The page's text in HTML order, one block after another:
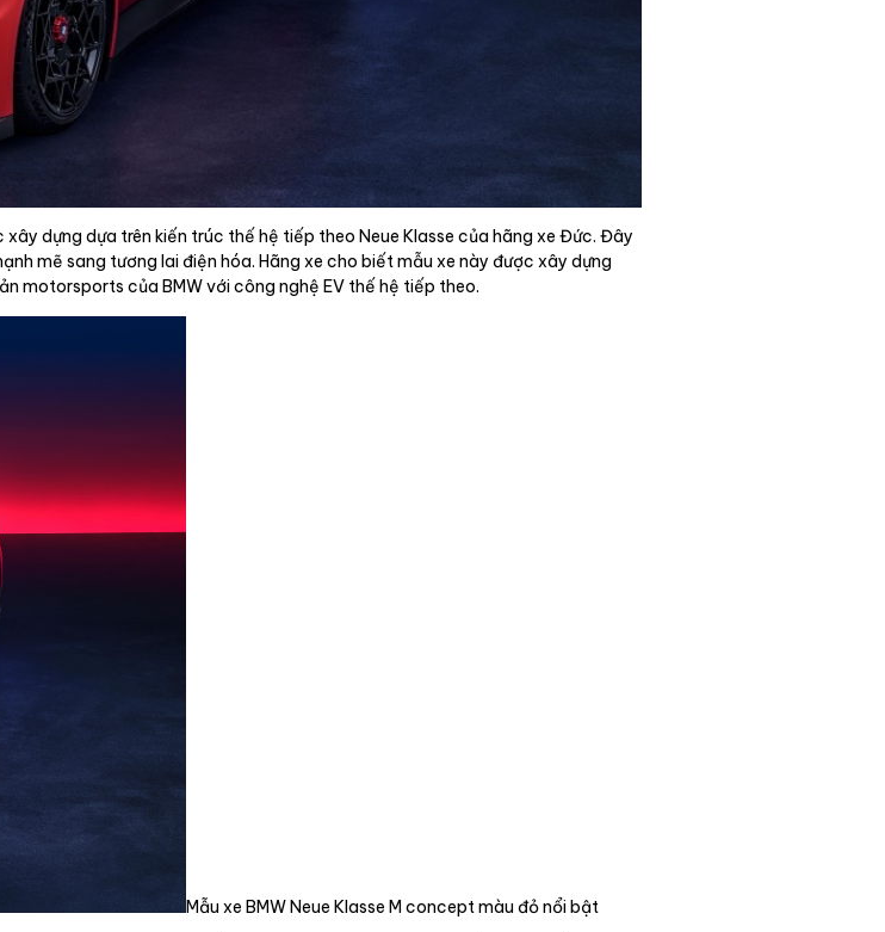
dựng dựa trên kiến trúc thế hệ tiếp theo Neue Klasse của hãng xe Đức. Đây
mẽ sang tương lai điện hóa. Hãng xe cho biết mẫu xe này được xây dựng
motorsports của BMW với công nghệ EV thế hệ tiếp theo.
Mẫu xe BMW Neue Klasse M concept màu đỏ nổi bật